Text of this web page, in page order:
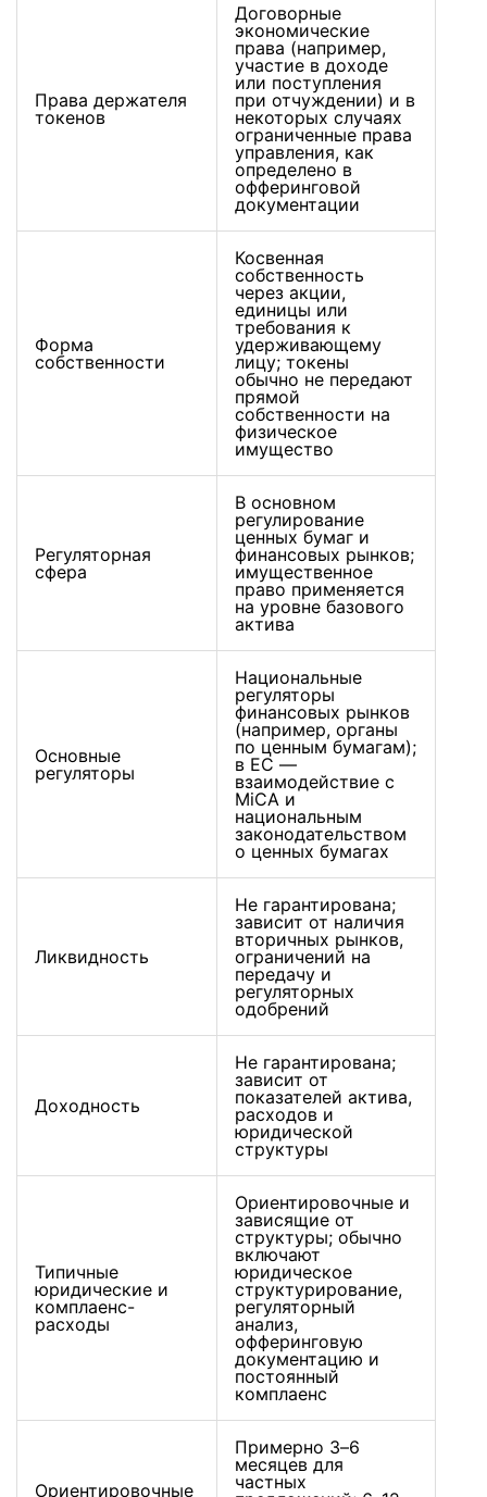
Права держателя
токенов
Договорные
экономические
права (например,
участие в доходе
или поступления
при отчуждении) и в
некоторых случаях
ограниченные права
управления, как
определено в
офферинговой
документации
Форма
собственности
Косвенная
собственность
через акции,
единицы или
требования к
удерживающему
лицу; токены
обычно не передают
прямой
собственности на
физическое
имущество
Регуляторная
сфера
В основном
регулирование
ценных бумаг и
финансовых рынков;
имущественное
право применяется
на уровне базового
актива
Основные
регуляторы
Национальные
регуляторы
финансовых рынков
(например, органы
по ценным бумагам);
в ЕС —
взаимодействие с
MiCA и
национальным
законодательством
о ценных бумагах
Ликвидность
Не гарантирована;
зависит от наличия
вторичных рынков,
ограничений на
передачу и
регуляторных
одобрений
Доходность
Не гарантирована;
зависит от
показателей актива,
расходов и
юридической
структуры
Типичные
юридические и
комплаенс-
расходы
Ориентировочные и
зависящие от
структуры; обычно
включают
юридическое
структурирование,
регуляторный
анализ,
офферинговую
документацию и
постоянный
комплаенс
Ориентировочные
Примерно 3–6
месяцев для
частных